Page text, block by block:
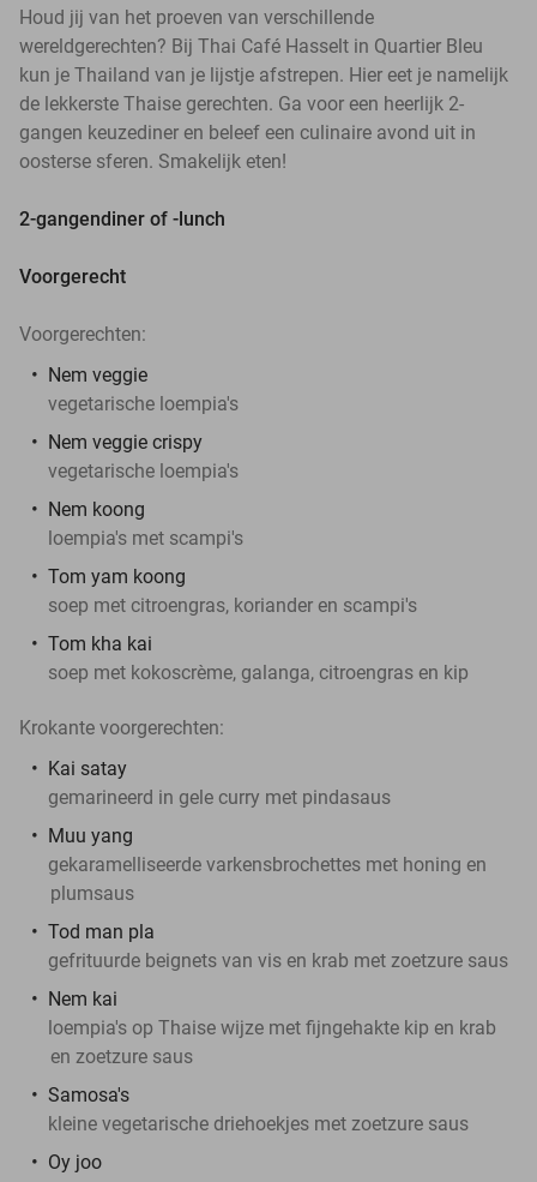
Houd jij van het proeven van verschillende
wereldgerechten? Bij Thai Café Hasselt in Quartier Bleu
kun je Thailand van je lijstje afstrepen. Hier eet je namelijk
de lekkerste Thaise gerechten. Ga voor een heerlijk 2-
gangen keuzediner en beleef een culinaire avond uit in
oosterse sferen. Smakelijk eten!
2-gangendiner of -lunch
Voorgerecht
Voorgerechten:
Nem veggie
vegetarische loempia's
Nem veggie crispy
vegetarische loempia's
Nem koong
loempia's met scampi's
Tom yam koong
soep met citroengras, koriander en scampi's
Tom kha kai
soep met kokoscrème, galanga, citroengras en kip
Krokante voorgerechten:
Kai satay
gemarineerd in gele curry met pindasaus
Muu yang
gekaramelliseerde varkensbrochettes met honing en
plumsaus
Tod man pla
gefrituurde beignets van vis en krab met zoetzure saus
Nem kai
loempia's op Thaise wijze met fijngehakte kip en krab
en zoetzure saus
Samosa's
kleine vegetarische driehoekjes met zoetzure saus
Oy joo